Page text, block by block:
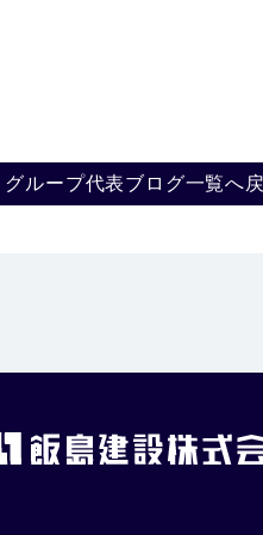
グループ代表ブログ一覧へ